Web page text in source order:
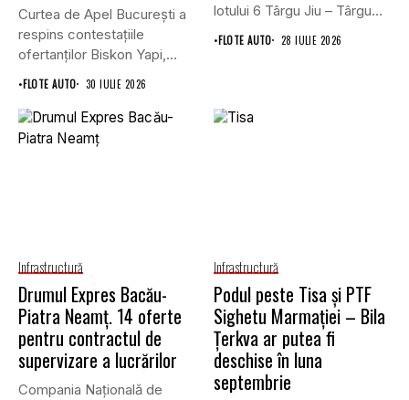
Curtea de Apel București a
respins contestațiile
ofertanților Biskon Yapi,
Straco și...
•FLOTE AUTO 30 IULIE 2026
lotului 6 Târgu Jiu – Târgu
Cărbunești,...
•FLOTE AUTO 28 IULIE 2026
Infrastructură
Drumul Expres Bacău-
Piatra Neamț. 14 oferte
pentru contractul de
supervizare a lucrărilor
Compania Națională de
Infrastructură
Podul peste Tisa și PTF
Sighetu Marmației – Bila
Țerkva ar putea fi
deschise în luna
septembrie